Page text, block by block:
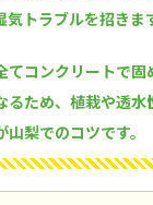
気トラブルを招きま
てコンクリートで固
るため、植栽や透水
梨でのコツです。